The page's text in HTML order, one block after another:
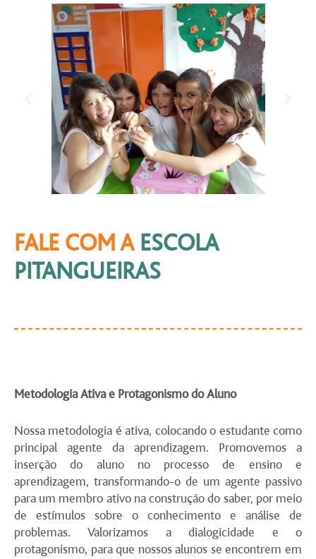
FALE COM A ESCOLA
PITANGUEIRAS
Metodologia Ativa e Protagonismo do Aluno
Nossa metodologia é ativa, colocando o estudante como
principal agente da aprendizagem. Promovemos a
inserção do aluno no processo de ensino e
aprendizagem, transformando-o de um agente passivo
para um membro ativo na construção do saber, por meio
de estímulos sobre o conhecimento e análise de
problemas. Valorizamos a dialogicidade e o
protagonismo, para que nossos alunos se encontrem em